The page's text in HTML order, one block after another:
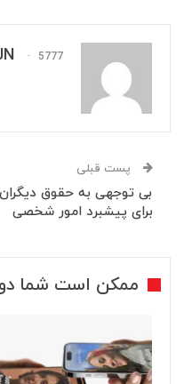
5777 پست
پست قبلی
بی توجهی به حقوق دیگران
برای پیشبرد امور شخصی
ممکن است شما